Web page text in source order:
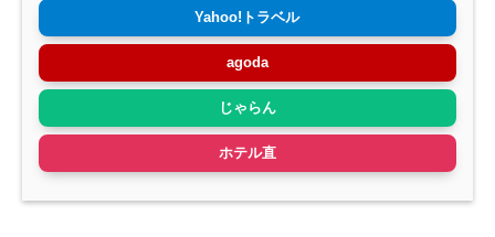
Yahoo!トラベル
agoda
じゃらん
ホテル直